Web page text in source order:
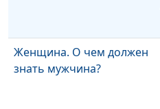
Женщина. О чем должен
знать мужчина?